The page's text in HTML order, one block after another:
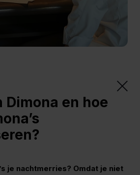
Dimona en hoe
je nachtmerries? Omdat je niet